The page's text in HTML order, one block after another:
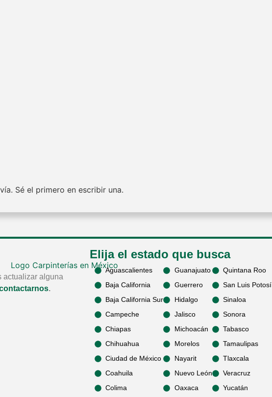
Sé el primero en escribir una.
actualizar alguna
.
Elija el estado que busca
Aguascalientes
Baja California
Baja California Sur
Campeche
Chiapas
Chihuahua
Ciudad de México
Coahuila
Colima
Guanajuato
Guerrero
Hidalgo
Jalisco
Michoacán
Morelos
Nayarit
Nuevo León
Oaxaca
Quintana Roo
San Luis Potosí
Sinaloa
Sonora
Tabasco
Tamaulipas
Tlaxcala
Veracruz
Yucatán